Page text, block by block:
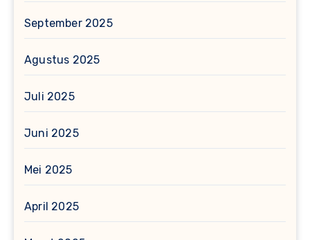
September 2025
Agustus 2025
Juli 2025
Juni 2025
Mei 2025
April 2025